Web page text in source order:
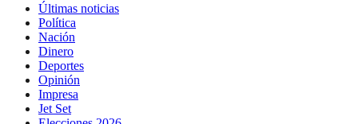
Últimas noticias
Política
Nación
Dinero
Deportes
Opinión
Impresa
Jet Set